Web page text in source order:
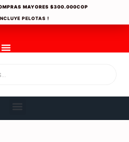
MAYORES $300.000COP
PELOTAS !